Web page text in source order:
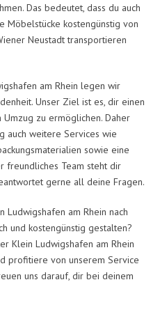
Das bedeutet, dass du auch
kostengünstig von
Neustadt transportieren
am Rhein legen wir
Unser Ziel ist es, dir einen
zu ermöglichen. Daher
auch weitere Services wie
sowie eine
freundliches Team steht dir
gerne all deine Fragen.
Ludwigshafen am Rhein nach
und kostengünstig gestalten?
Klein Ludwigshafen am Rhein
profitiere von unserem Service
uns darauf, dir bei deinem